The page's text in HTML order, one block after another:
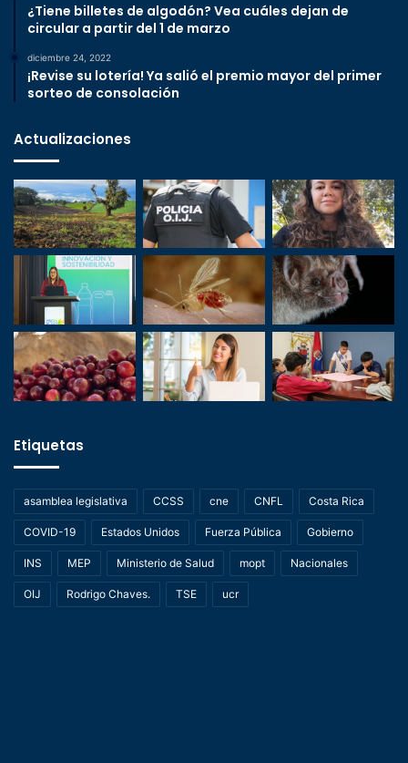
¿Tiene billetes de algodón? Vea cuáles dejan de
circular a partir del 1 de marzo
diciembre 24, 2022
¡Revise su lotería! Ya salió el premio mayor del primer
sorteo de consolación
Actualizaciones
Etiquetas
asamblea legislativa CCSS cne CNFL Costa Rica
COVID-19 Estados Unidos Fuerza Pública Gobierno
INS MEP Ministerio de Salud mopt Nacionales
OIJ Rodrigo Chaves. TSE ucr